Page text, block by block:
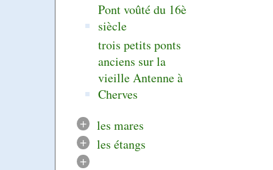
Pont voûté du 16è
siècle
trois petits ponts
anciens sur la
vieille Antenne à
Cherves
+
les mares
+
les étangs
+